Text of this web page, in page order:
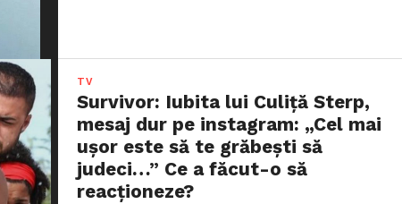
TV
Survivor: Iubita lui Culiță Sterp,
mesaj dur pe instagram: „Cel mai
ușor este să te grăbești să
judeci…” Ce a făcut-o să
reacționeze?